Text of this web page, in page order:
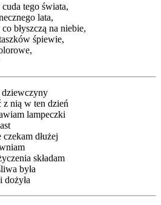
tego świata,
lata,
błyszczą na niebie,
śpiewie,
dziewczyny
z nią w ten dzień
lampeczki
dłużej
składam
była
dożyła